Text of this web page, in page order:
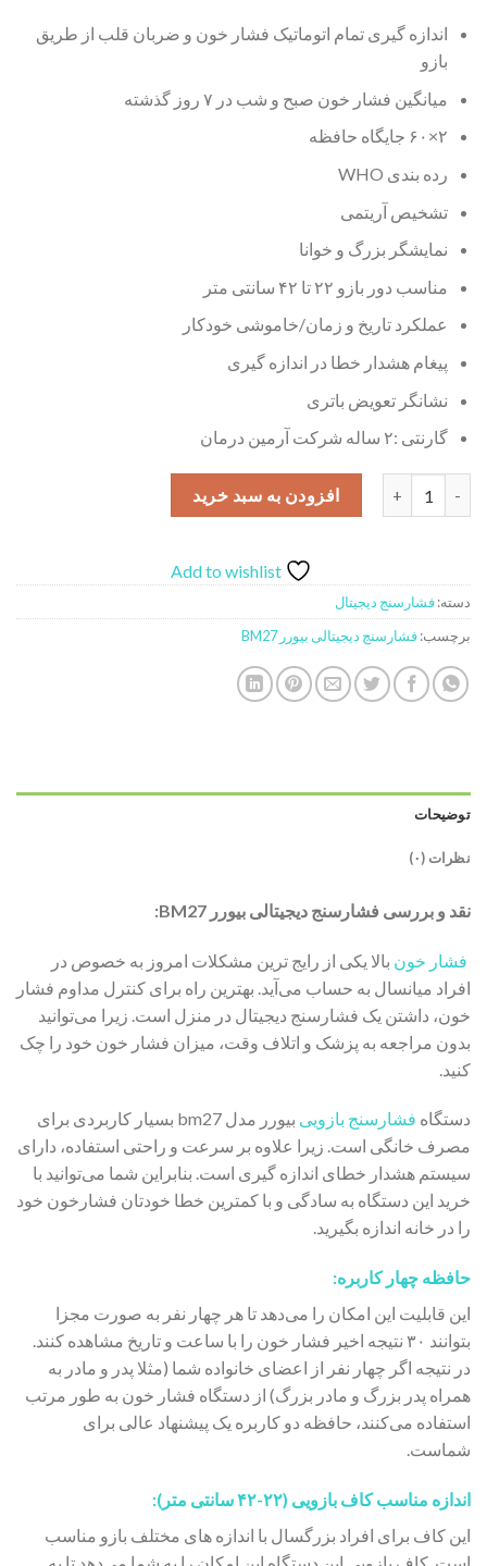
اندازه گیری تمام اتوماتیک فشار خون و ضربان قلب از طریق
بازو
میانگین فشار خون صبح و شب در ۷ روز گذشته
۲×۶۰ جایگاه حافظه
رده بندی WHO
تشخیص آریتمی
نمایشگر بزرگ و خوانا
مناسب دور بازو ۲۲ تا ۴۲ سانتی متر
عملکرد تاریخ و زمان/خاموشی خودکار
پیغام هشدار خطا در اندازه گیری
نشانگر تعویض باتری
گارنتی :۲ ساله شرکت آرمین درمان
فشارسنج دیجیتالی بیورر مدل BM27 عددافزودن به سبد خرید
Add to wishlist
دسته:فشارسنج دیجیتال
برچسب:فشارسنج دیجیتالی بیورر BM27
توضیحات
نظرات (۰)
‌نقد و بررسی فشارسنج دیجیتالی بیورر BM27:
فشار خون بالا یکی از رایج ترین مشکلات امروز به خصوص در
افراد میانسال به حساب می‌آید. بهترین راه برای کنترل مداوم فشار
خون، داشتن یک فشارسنج دیجیتال در منزل است. زیرا می‌توانید
بدون مراجعه به پزشک و اتلاف وقت، میزان فشار خون خود را چک
کنید.
دستگاه فشارسنج بازویی
بیورر مدل bm27 بسیار کاربردی برای
مصرف خانگی است. زیرا علاوه بر سرعت و راحتی استفاده، دارای
سیستم هشدار خطای اندازه گیری است. بنابراین شما می‌توانید با
خرید این دستگاه به سادگی و با کمترین خطا خودتان فشارخون خود
را در خانه اندازه بگیرید.
حافظه چهار کاربره:
این قابلیت این امکان را می‌دهد تا هر چهار نفر به صورت مجزا
بتوانند ۳۰ نتیجه اخیر فشار خون را با ساعت و تاریخ مشاهده کنند.
در نتیجه اگر چهار نفر از اعضای خانواده شما (مثلا پدر و مادر به
همراه پدر بزرگ و مادر بزرگ) از دستگاه فشار خون به طور مرتب
استفاده می‌کنند، حافظه دو کاربره یک پیشنهاد عالی برای
شماست.
اندازه مناسب کاف بازویی (۲۲-۴۲ سانتی متر):
این کاف برای افراد بزرگسال با اندازه های مختلف بازو مناسب